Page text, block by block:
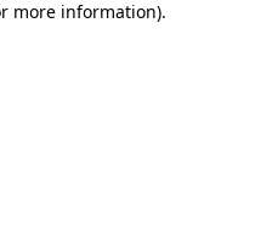
more information).